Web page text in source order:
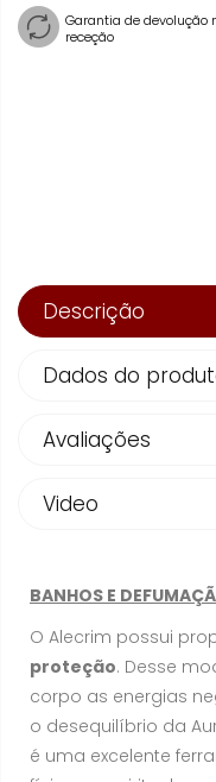
Garantia de devolução
receção
Descrição
Dados do
Avaliações
Video
BANHOS E
O Alecrim possui
proteção. Desse
corpo as energias
o desequilíbrio da
é uma excelente